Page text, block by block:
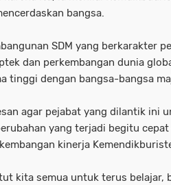
bangsa.
SDM yang berkarakter
dan perkembangan dunia
tinggi dengan bangsa-bangsa
agar pejabat yang dilantik ini
yang terjadi begitu cepat
kinerja
kita semua untuk terus belajar,